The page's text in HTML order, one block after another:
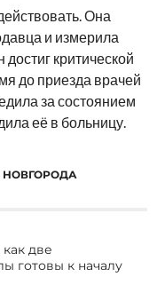
Она
и измерила
достиг критической
до приезда врачей
за состоянием
её в больницу.
НОВГОРОДА
две
готовы к началу